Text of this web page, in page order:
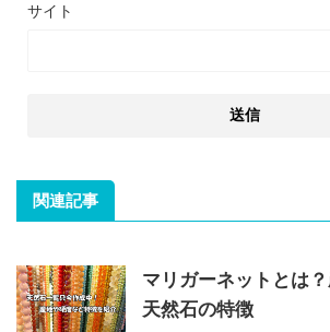
サイト
関連記事
マリガーネットとは
天然石の特徴